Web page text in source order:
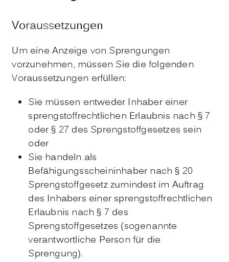
Voraussetzungen
Um eine Anzeige von Sprengungen
vorzunehmen, müssen Sie die folgenden
Voraussetzungen erfüllen:
Sie müssen entweder Inhaber einer
sprengstoffrechtlichen Erlaubnis nach § 7
oder § 27 des Sprengstoffgesetzes sein
oder
Sie handeln als
Befähigungsscheininhaber nach § 20
Sprengstoffgesetz zumindest im Auftrag
des Inhabers einer sprengstoffrechtlichen
Erlaubnis nach § 7 des
Sprengstoffgesetzes (sogenannte
verantwortliche Person für die
Sprengung).